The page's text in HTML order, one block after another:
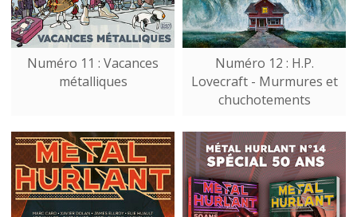
Numéro 11 : Vacances
métalliques
Numéro 12 : H.P.
Lovecraft - Murmures et
chuchotements